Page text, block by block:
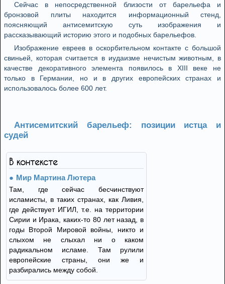
Сейчас в непосредственной близости от барельефа и
бронзовой плиты находится информационный стенд,
поясняющий антисемитскую суть изображения и
рассказывающий историю этого и подобных барельефов.
Изображение евреев в оскорбительном контакте с большой
свиньей, которая считается в иудаизме нечистым животным, в
качестве декоративного элемента появилось в XIII веке не
только в Германии, но и в других европейских странах и
использовалось более 600 лет.
Антисемитский барельеф: позиции истца и
судей
В контексте
Мир Мартина Лютера
Там, где сейчас бесчинствуют
исламисты, в таких странах, как Ливия,
где действует ИГИЛ, т.е. на территории
Сирии и Ирака, каких-то 80 лет назад, в
годы Второй Мировой войны, никто и
слыхом не слыхал ни о каком
радикальном исламе. Там рулили
европейские страны, они же и
разбирались между собой.